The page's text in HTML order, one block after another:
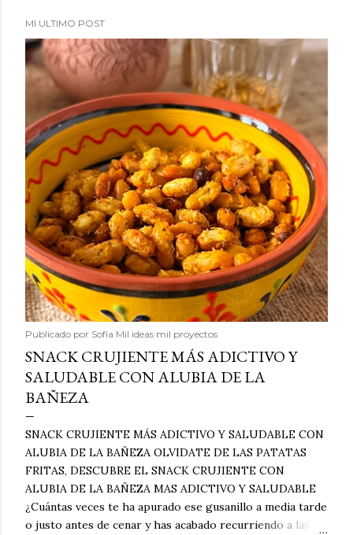
MI ULTIMO POST
Publicado por Sofía Mil ideas mil proyectos
SNACK CRUJIENTE MÁS ADICTIVO Y
SALUDABLE CON ALUBIA DE LA
BAÑEZA
SNACK CRUJIENTE MÁS ADICTIVO Y SALUDABLE CON
ALUBIA DE LA BAÑEZA OLVIDATE DE LAS PATATAS
FRITAS, DESCUBRE EL SNACK CRUJIENTE CON
ALUBIA DE LA BAÑEZA MAS ADICTIVO Y SALUDABLE
¿Cuántas veces te ha apurado ese gusanillo a media tarde
o justo antes de cenar y has acabado recurriendo a las